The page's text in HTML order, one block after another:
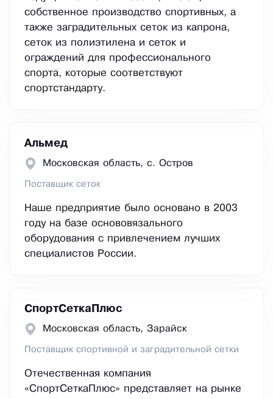
собственное производство спортивных, а
также заградительных сеток из капрона,
сеток из полиэтилена и сеток и
ограждений для профессионального
спорта, которые соответствуют
спортстандарту.
Альмед
Московская область, с. Остров
Поставщик сеток
Наше предприятие было основано в 2003
году на базе основовязального
оборудования с привлечением лучших
специалистов России.
СпортСеткаПлюс
Московская область, Зарайск
Поставщик спортивной и заградительной сетки
Отечественная компания
«СпортСеткаПлюс» представляет на рынке